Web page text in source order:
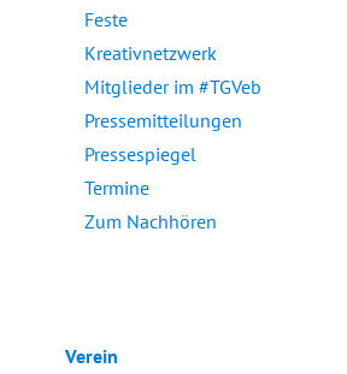
Feste
Kreativnetzwerk
Mitglieder im #TGVeb
Pressemitteilungen
Pressespiegel
Termine
Zum Nachhören
Verein